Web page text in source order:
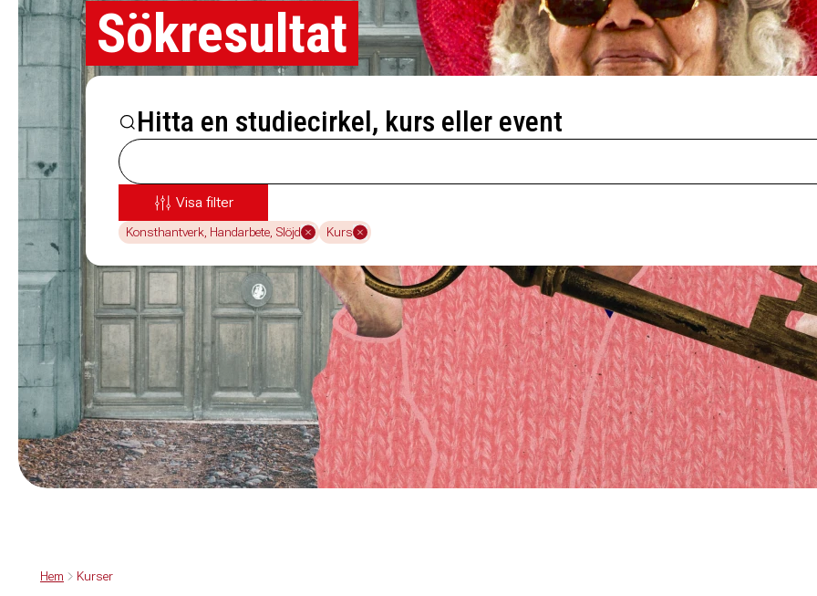
Sökresultat
Hitta en studiecirkel, kurs eller event
Visa filter
Konsthantverk, Handarbete, Slöjd Kurs
Hem Kurser